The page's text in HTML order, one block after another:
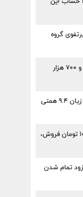
افت پرتفوی گروه
قیمت طلا امروز ۱۵ مرداد ۱۴۰۵؛ طلا ۱۸ میلیون و ۷۰۰ هزار
سایپا زیر تیغ اعداد؛ افت ۲۵ درصدی فروش و زیان ۹.۴ همتی
زیان ۲۲.۵ همتی ایران‌خودرو در سه ماه؛ هر ۱۰۰ تومان فروش،
تمام شدن